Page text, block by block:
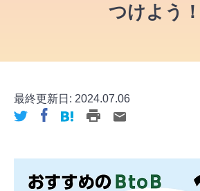
つけよう！
最終更新日: 2024.07.06